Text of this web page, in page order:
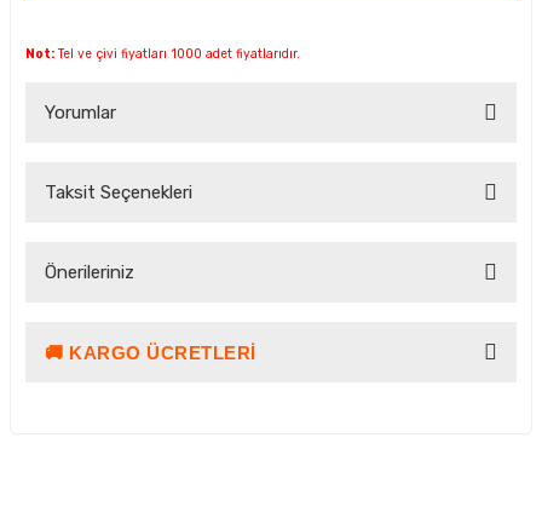
Not: Tel ve çivi fiyatları 1000 adet fiyatlarıdır.
Yorumlar
Taksit Seçenekleri
Önerileriniz
Bu ürünün fiyat bilgisi, resim, ürün açıklamalarında ve diğer
🚚 KARGO ÜCRETLERI